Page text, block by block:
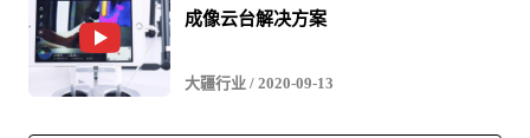
成像云台解决方案
大疆行业 / 2020-09-13